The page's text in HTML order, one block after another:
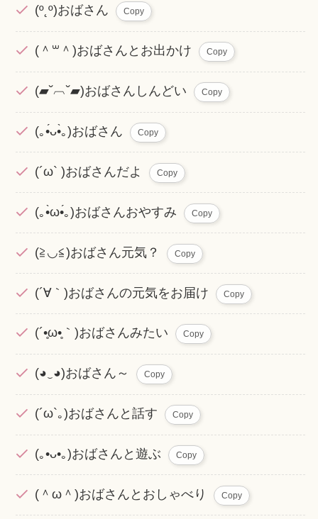
(º˛º)おばさん Copy
(＾꒳＾)おばさんとお出かけ Copy
(▰˘︹˘▰)おばさんしんどい Copy
(｡•́ᴗ•̀｡)おばさん Copy
(´ω` )おばさんだよ Copy
(｡•̀ω•́｡)おばさんおやすみ Copy
(≧◡≦)おばさん元気？ Copy
(´∀｀)おばさんの元気をお届け Copy
(´•̥ω•̥｀)おばさんみたい Copy
(◕‿◕)おばさん～ Copy
(´ω`｡)おばさんと話す Copy
(｡•ᴗ•｡)おばさんと遊ぶ Copy
(＾ω＾)おばさんとおしゃべり Copy